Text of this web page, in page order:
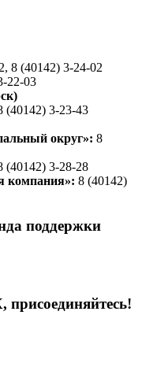
8 (40142) 3-24-02
22-03
(40142) 3-23-43
округ»: 8
(40142) 3-28-28
компания»: 8 (40142)
поддержки